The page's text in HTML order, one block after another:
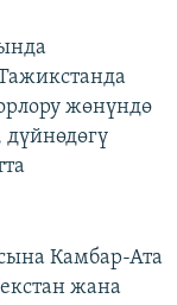
жөнүндө
Камбар-Ата
жана